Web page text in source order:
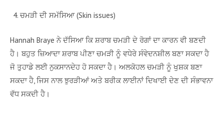
ਚਮੜੀ ਦੀ ਸਮੱਸਿਆ (Skin issues)
Hannah Braye ਨੇ ਦੱਸਿਆ ਕਿ ਸ਼ਰਾਬ ਚਮੜੀ ਦੇ ਰੋਗਾਂ ਦਾ ਕਾਰਨ ਵੀ ਬਣਦੀ
ਹੈ। ਬਹੁਤ ਜ਼ਿਆਦਾ ਸ਼ਰਾਬ ਪੀਣਾ ਚਮੜੀ ਨੂੰ ਵਧੇਰੇ ਸੰਵੇਦਨਸ਼ੀਲ ਬਣਾ ਸਕਦਾ ਹੈ
ਜੋ ਤੁਹਾਡੇ ਲਈ ਨੁਕਸਾਨਦੇਹ ਹੋ ਸਕਦਾ ਹੈ। ਅਲਕੋਹਲ ਚਮੜੀ ਨੂੰ ਖੁਸ਼ਕ ਬਣਾ
ਸਕਦਾ ਹੈ, ਜਿਸ ਨਾਲ ਝੁਰੜੀਆਂ ਅਤੇ ਬਰੀਕ ਲਾਈਨਾਂ ਦਿਖਾਈ ਦੇਣ ਦੀ ਸੰਭਾਵਨਾ
ਵੱਧ ਸਕਦੀ ਹੈ।